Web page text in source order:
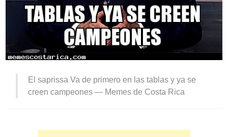
El saprissa Va de primero en las tablas y ya se
creen campeones — Memes de Costa Rica